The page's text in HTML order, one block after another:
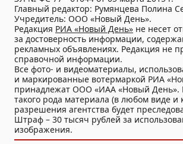
Главный редактор: Румянцева Полина
Учредитель: ООО «Новый День».
Редакция РИА «Новый День» не несет
за достоверность информации,
рекламных объявлениях. Редакция не
справочной информации.
Все фото- и видеоматериалы,
и маркированные вотермаркой РИА
принадлежат ООО «ИАА «Новый День».
такого рода материала (в любом виде и
разрешения агентства будет
Штраф – 30 тысяч рублей за
изображения.